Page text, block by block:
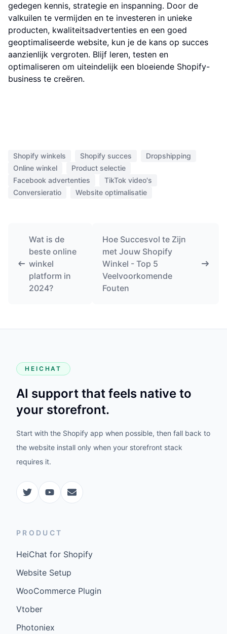
gedegen kennis, strategie en inspanning. Door de
valkuilen te vermijden en te investeren in unieke
producten, kwaliteitsadvertenties en een goed
geoptimaliseerde website, kun je de kans op succes
aanzienlijk vergroten. Blijf leren, testen en
optimaliseren om uiteindelijk een bloeiende Shopify-
business te creëren.
Shopify winkels Shopify succes
Dropshipping
Online winkel
Product selectie
Facebook advertenties
TikTok video's
Conversieratio
Website optimalisatie
Wat is de
beste online
winkel
platform in
2024?
Hoe Succesvol te Zijn
met Jouw Shopify
Winkel - Top 5
Veelvoorkomende
Fouten
HEICHAT
AI support that feels native to
your storefront.
Start with the Shopify app when possible, then fall back to
the website install only when your storefront stack
requires it.
PRODUCT
HeiChat for Shopify
Website Setup
WooCommerce Plugin
Vtober
Photoniex